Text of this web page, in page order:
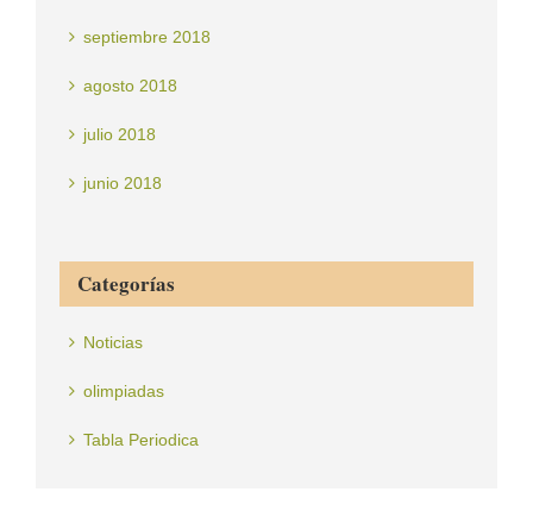
septiembre 2018
agosto 2018
julio 2018
junio 2018
Categorías
Noticias
olimpiadas
Tabla Periodica